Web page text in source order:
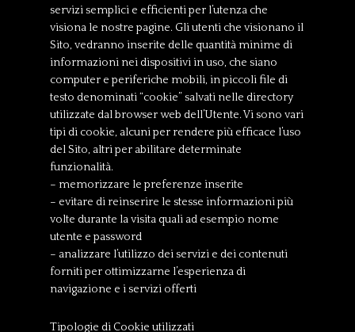
servizi semplici e efficienti per l’utenza che
visiona le nostre pagine. Gli utenti che visionano il
Sito, vedranno inserite delle quantità minime di
informazioni nei dispositivi in uso, che siano
computer e periferiche mobili, in piccoli file di
testo denominati “cookie” salvati nelle directory
utilizzate dal browser web dell’Utente. Vi sono vari
tipi di cookie, alcuni per rendere più efficace l’uso
del Sito, altri per abilitare determinate
funzionalità.
– memorizzare le preferenze inserite
– evitare di reinserire le stesse informazioni più
volte durante la visita quali ad esempio nome
utente e password
– analizzare l’utilizzo dei servizi e dei contenuti
forniti per ottimizzarne l’esperienza di
navigazione e i servizi offerti
Tipologie di Cookie utilizzati